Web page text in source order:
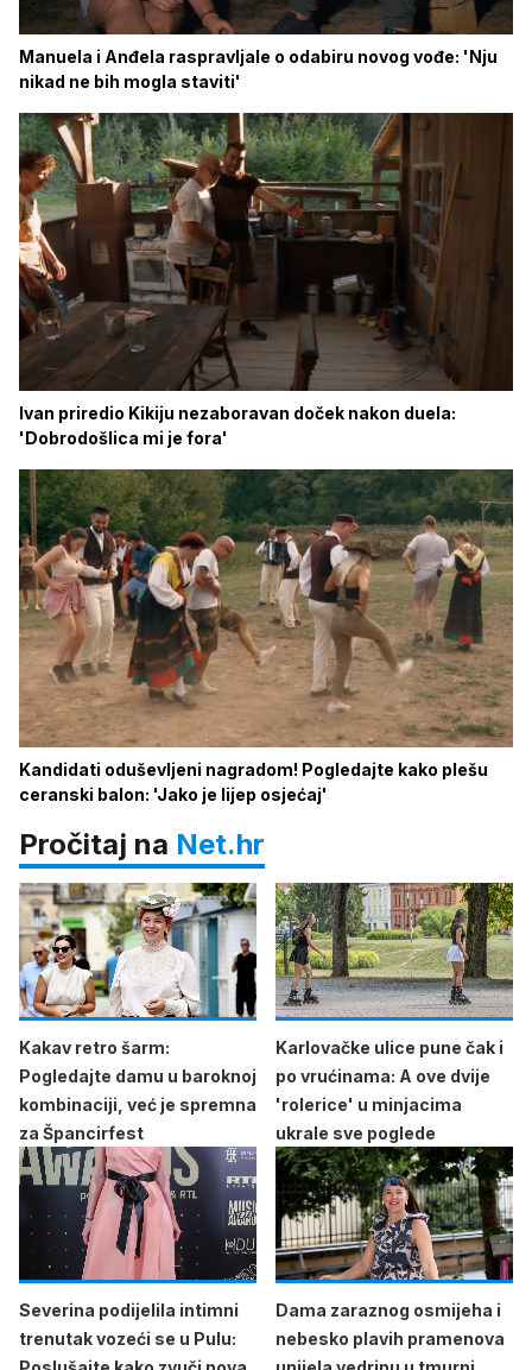
Manuela i Anđela raspravljale o odabiru novog vođe: 'Nju
nikad ne bih mogla staviti'
Ivan priredio Kikiju nezaboravan doček nakon duela:
'Dobrodošlica mi je fora'
Kandidati oduševljeni nagradom! Pogledajte kako plešu
ceranski balon: 'Jako je lijep osjećaj'
Pročitaj na Net.hr
Kakav retro šarm:
Pogledajte damu u baroknoj
kombinaciji, već je spremna
za Špancirfest
Karlovačke ulice pune čak i
po vrućinama: A ove dvije
'rolerice' u minjacima
ukrale sve poglede
Severina podijelila intimni
trenutak vozeći se u Pulu:
Dama zaraznog osmijeha i
nebesko plavih pramenova